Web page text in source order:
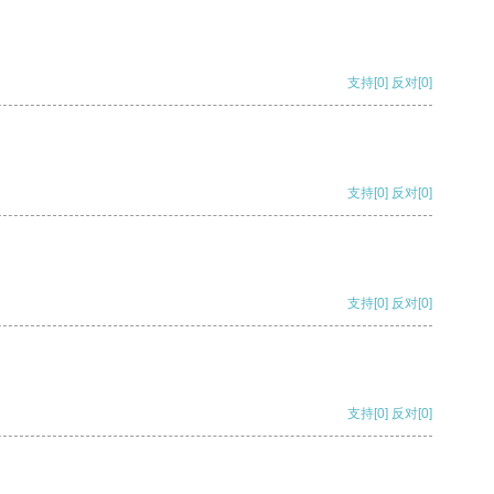
支持[0] 反对[0]
支持[0] 反对[0]
支持[0] 反对[0]
支持[0] 反对[0]